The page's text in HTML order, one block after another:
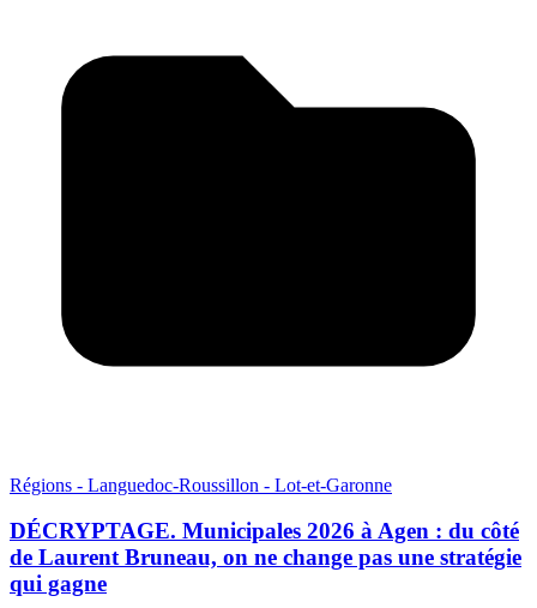
Régions - Languedoc-Roussillon - Lot-et-Garonne
DÉCRYPTAGE. Municipales 2026 à Agen : du côté
de Laurent Bruneau, on ne change pas une stratégie
qui gagne